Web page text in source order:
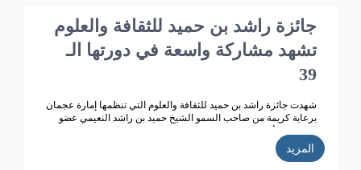
جائزة راشد بن حميد للثقافة والعلوم
تشهد مشاركة واسعة في دورتها الـ
39
شهدت جائزة راشد بن حميد للثقافة والعلوم التي تنظمها إمارة عجمان
برعاية كريمة من صاحب السمو الشيخ حميد بن راشد النعيمي عضو
صقر آل نهيان رئيسة جمعية أم المؤمنين.. تطوراً كبيراً وانتشاراً واسعاً
المزيد